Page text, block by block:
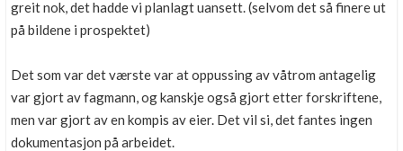
greit nok, det hadde vi planlagt uansett. (selvom det så finere ut
på bildene i prospektet)
Det som var det værste var at oppussing av våtrom antagelig
var gjort av fagmann, og kanskje også gjort etter forskriftene,
men var gjort av en kompis av eier. Det vil si, det fantes ingen
dokumentasjon på arbeidet.